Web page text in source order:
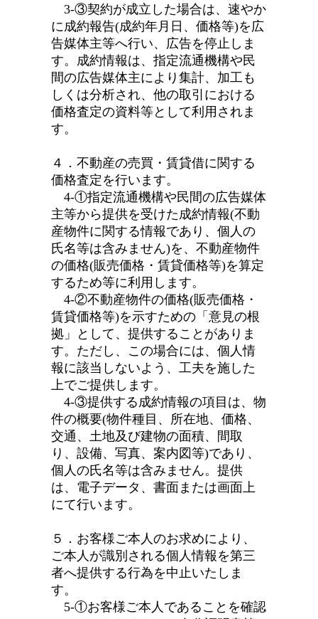
3-③契約が成立した場合は、速やか
に成約報告(成約年月日、価格等)を広
告媒体主等へ行い、広告を停止しま
す。成約情報は、指定流通機構や民
間の広告媒体主により集計、加工も
しくは分析され、他の取引における
価格査定の資料等として利用されま
す。
４．不動産の売買・賃貸借に関する
価格査定を行います。
4-①指定流通機構や民間の広告媒体
主等から提供を受けた成約情報(不動
産物件に関する情報であり、個人の
氏名等は含みません)を、不動産物件
の価格(販売価格・賃貸価格等)を算定
するため等に利用します。
4-②不動産物件の価格(販売価格・
賃貸価格等)を示すための「意見の根
拠」として、提供することがありま
す。ただし、この場合には、個人情
報に該当しないよう、工夫を施した
上でご提供します。
4-③提供する成約情報の項目は、物
件の概要(物件種目、所在地、価格、
交通、土地及び建物の面積、間取
り、設備、写真、案内図等)であり、
個人の氏名等は含みません。提供
は、電子データ、書面または画面上
にて行います。
５．お客様ご本人のお求めにより、
ご本人が識別される個人情報を第三
者へ提供する行為を中止いたしま
す。
5-①お客様ご本人であることを確認